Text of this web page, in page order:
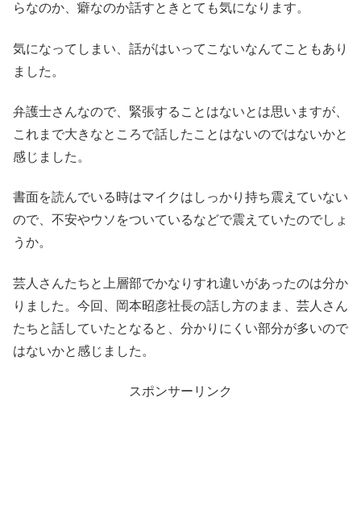
らなのか、癖なのか話すときとても気になります。
気になってしまい、話がはいってこないなんてこともあり
ました。
弁護士さんなので、緊張することはないとは思いますが、
これまで大きなところで話したことはないのではないかと
感じました。
書面を読んでいる時はマイクはしっかり持ち震えていない
ので、不安やウソをついているなどで震えていたのでしょ
うか。
芸人さんたちと上層部でかなりすれ違いがあったのは分か
りました。今回、岡本昭彦社長の話し方のまま、芸人さん
たちと話していたとなると、分かりにくい部分が多いので
はないかと感じました。
スポンサーリンク